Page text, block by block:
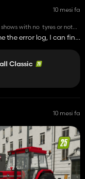
10 mesi fa
with no tyres or not
store garage maybe test
release them
the error log, I can find
Classic
10 mesi fa